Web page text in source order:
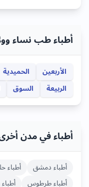
أطباء طب نساء
الأربعين الحميدية
الربيعة
السوق
أطباء في مدن
أطباءدمشق أطباء
أطباءطرطوس أطباء